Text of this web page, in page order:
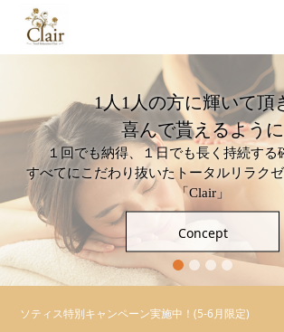
1人1人の方に輝いて頂
喜んで貰えるように
１回でも納得、１日でも長く持続する
すべてにこだわり抜いたトータルリラク
「Clair」
Concept
2 3 4
通常営業中です。